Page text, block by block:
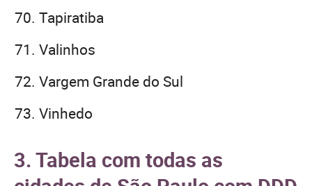
Tapiratiba
Valinhos
Vargem Grande do Sul
Vinhedo
3. Tabela com todas as